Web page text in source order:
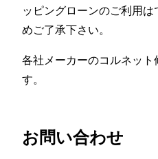
ッピングローンのご利用
めご了承下さい。
各社メーカーのコルネット
す。
お問い合わせ